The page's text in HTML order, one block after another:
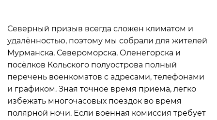
Северный призыв всегда сложен климатом и
удалённостью, поэтому мы собрали для жителей
Мурманска, Североморска, Оленегорска и
посёлков Кольского полуострова полный
перечень военкоматов с адресами, телефонами
и графиком. Зная точное время приёма, легко
избежать многочасовых поездок во время
полярной ночи. Если военная комиссия требует